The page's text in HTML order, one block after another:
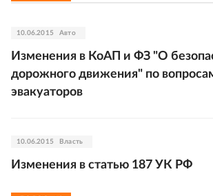
10.06.2015 Авто
Изменения в КоАП и ФЗ "О
дорожного движения" по
эвакуаторов
10.06.2015 Власть
Изменения в статью 187 УК РФ